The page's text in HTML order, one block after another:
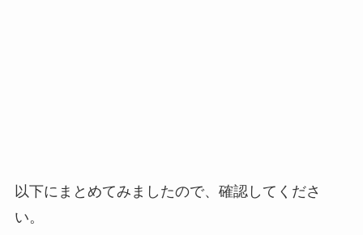
以下にまとめてみましたので、確認してくださ
い。